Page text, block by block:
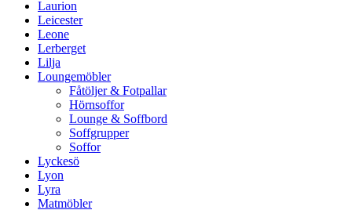
Laurion
Leicester
Leone
Lerberget
Lilja
Loungemöbler
Fåtöljer & Fotpallar
Hörnsoffor
Lounge & Soffbord
Soffgrupper
Soffor
Lyckesö
Lyon
Lyra
Matmöbler